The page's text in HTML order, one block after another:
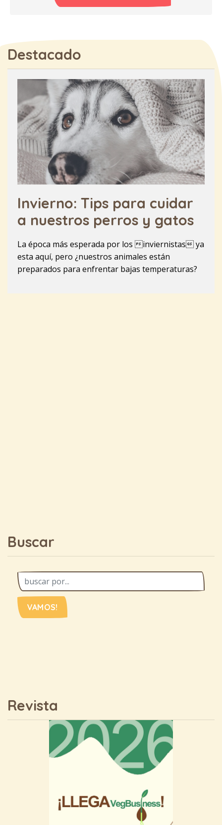
Destacado
Invierno: Tips para cuidar
a nuestros perros y gatos
La época más esperada por los inviernistas ya
esta aquí, pero ¿nuestros animales están
preparados para enfrentar bajas temperaturas?
Buscar
VAMOS!
Revista